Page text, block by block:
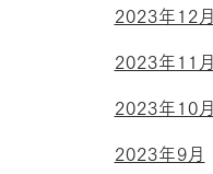
2023年12月
2023年11月
2023年10月
2023年9月